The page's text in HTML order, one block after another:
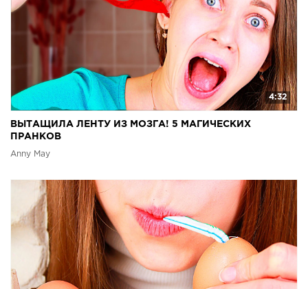
4:32
ВЫТАЩИЛА ЛЕНТУ ИЗ МОЗГА! 5 МАГИЧЕСКИХ
ПРАНКОВ
Anny May